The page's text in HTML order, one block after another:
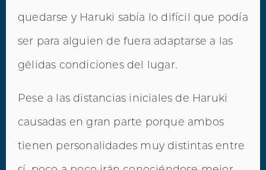
quedarse y Haruki sabía lo difícil que podía
ser para alguien de fuera adaptarse a las
gélidas condiciones del lugar.
Pese a las distancias iniciales de Haruki
causadas en gran parte porque ambos
tienen personalidades muy distintas entre